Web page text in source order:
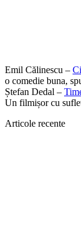
Emil Călinescu –
o comedie buna,
Ștefan Dedal –
Un filmișor cu
Articole recente